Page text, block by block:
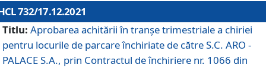
732/17.12.2021
Titlu: Aprobarea achitării în tranșe trimestriale a chiriei
pentru locurile de parcare închiriate de către S.C. ARO -
PALACE S.A., prin Contractul de închiriere nr. 1066 din